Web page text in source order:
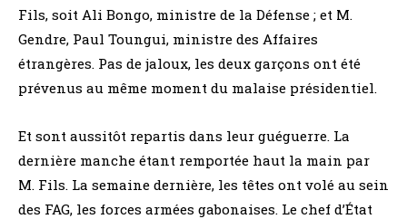
Fils, soit Ali Bongo, ministre de la Défense ; et M.
Gendre, Paul Toungui, ministre des Affaires
étrangères. Pas de jaloux, les deux garçons ont été
prévenus au même moment du malaise présidentiel.
Et sont aussitôt repartis dans leur guéguerre. La
dernière manche étant remportée haut la main par
M. Fils. La semaine dernière, les têtes ont volé au sein
des FAG, les forces armées gabonaises. Le chef d’État